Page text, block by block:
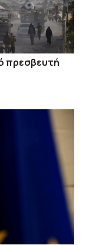
πρεσβευτή